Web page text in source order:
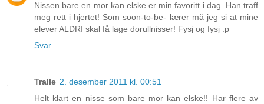
Nissen bare en mor kan elske er min favoritt i dag. Han traff
meg rett i hjertet! Som soon-to-be- lærer må jeg si at mine
elever ALDRI skal få lage dorullnisser! Fysj og fysj :p
Svar
Tralle 2. desember 2011 kl. 00:51
Helt klart en nisse som bare mor kan elske!! Har flere av